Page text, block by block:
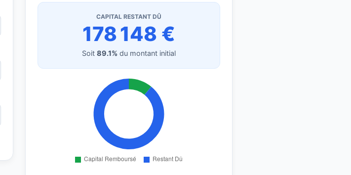
CAPITAL RESTANT DÛ
178 148 €
Soit 89.1% du montant initial